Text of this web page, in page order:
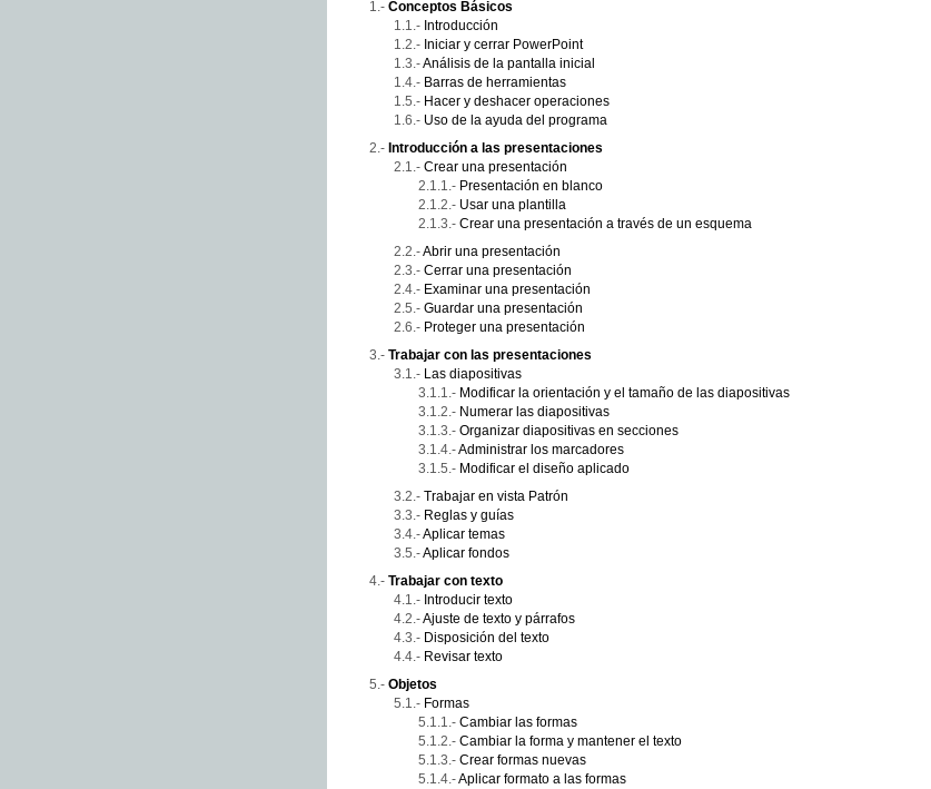
Conceptos Básicos
Introducción
Iniciar y cerrar PowerPoint
Análisis de la pantalla inicial
Barras de herramientas
Hacer y deshacer operaciones
Uso de la ayuda del programa
Introducción a las presentaciones
Crear una presentación
Presentación en blanco
Usar una plantilla
Crear una presentación a través de un esquema
Abrir una presentación
Cerrar una presentación
Examinar una presentación
Guardar una presentación
Proteger una presentación
Trabajar con las presentaciones
Las diapositivas
Modificar la orientación y el tamaño de las diapositivas
Numerar las diapositivas
Organizar diapositivas en secciones
Administrar los marcadores
Modificar el diseño aplicado
Trabajar en vista Patrón
Reglas y guías
Aplicar temas
Aplicar fondos
Trabajar con texto
Introducir texto
Ajuste de texto y párrafos
Disposición del texto
Revisar texto
Objetos
Formas
Cambiar las formas
Cambiar la forma y mantener el texto
Crear formas nuevas
Aplicar formato a las formas